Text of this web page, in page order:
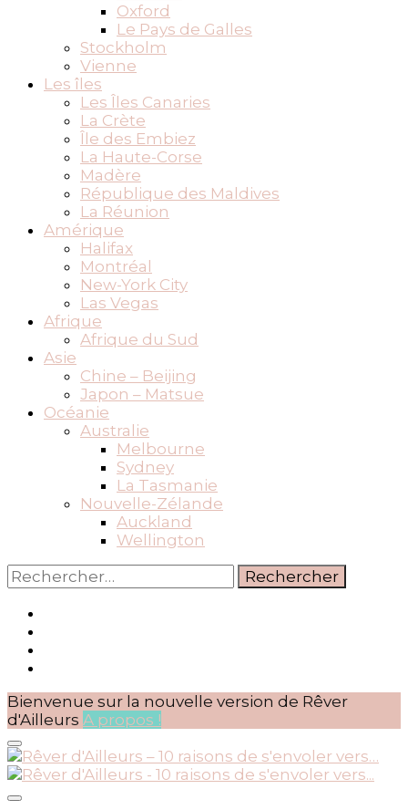
Oxford
Le Pays de Galles
Stockholm
Vienne
Les îles
Les Îles Canaries
La Crète
Île des Embiez
La Haute-Corse
Madère
République des Maldives
La Réunion
Amérique
Halifax
Montréal
New-York City
Las Vegas
Afrique
Afrique du Sud
Asie
Chine – Beijing
Japon – Matsue
Océanie
Australie
Melbourne
Sydney
La Tasmanie
Nouvelle-Zélande
Auckland
Wellington
Rechercher :
Bienvenue sur la nouvelle version de Rêver
d'Ailleurs A propos !